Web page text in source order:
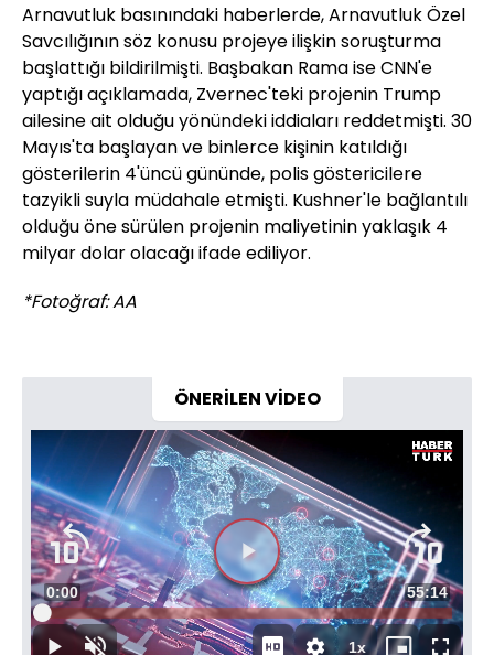
Arnavutluk basınındaki haberlerde, Arnavutluk Özel
Savcılığının söz konusu projeye ilişkin soruşturma
başlattığı bildirilmişti. Başbakan Rama ise CNN'e
yaptığı açıklamada, Zvernec'teki projenin Trump
ailesine ait olduğu yönündeki iddiaları reddetmişti. 30
Mayıs'ta başlayan ve binlerce kişinin katıldığı
gösterilerin 4'üncü gününde, polis göstericilere
tazyikli suyla müdahale etmişti. Kushner'le bağlantılı
olduğu öne sürülen projenin maliyetinin yaklaşık 4
milyar dolar olacağı ifade ediliyor.
*Fotoğraf: AA
ÖNERİLEN VİDEO
Süre
0:00 Toplam
Süre
55:14
Yüklendi:
0.30%
1x